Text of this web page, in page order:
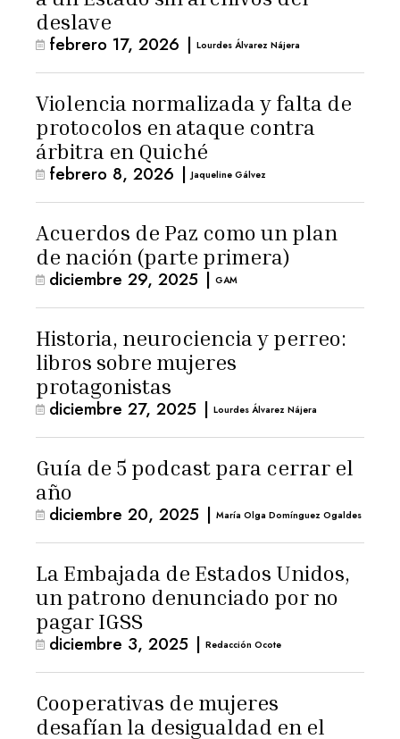
deslave
febrero 17, 2026 | Lourdes Álvarez Nájera
Violencia normalizada y falta de
protocolos en ataque contra
árbitra en Quiché
febrero 8, 2026 | Jaqueline Gálvez
Acuerdos de Paz como un plan
de nación (parte primera)
diciembre 29, 2025 | GAM
Historia, neurociencia y perreo:
libros sobre mujeres
protagonistas
diciembre 27, 2025 | Lourdes Álvarez Nájera
Guía de 5 podcast para cerrar el
año
diciembre 20, 2025 | María Olga Domínguez Ogaldes
La Embajada de Estados Unidos,
un patrono denunciado por no
pagar IGSS
diciembre 3, 2025 | Redacción Ocote
Cooperativas de mujeres
desafían la desigualdad en el